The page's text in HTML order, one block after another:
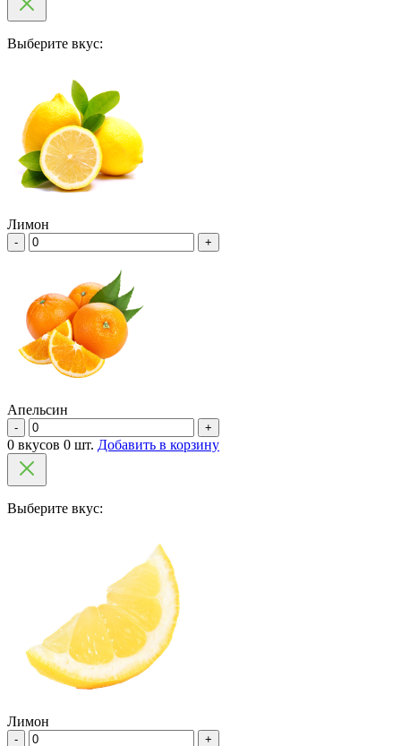
Выберите вкус:
Лимон
- +
Апельсин
- +
0 вкусов 0 шт. Добавить в корзину
Выберите вкус:
Лимон
- +